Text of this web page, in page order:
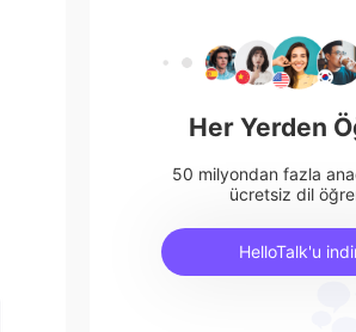
Her Yerden
50 milyondan fazla
ücretsiz dil
HelloTalk'u